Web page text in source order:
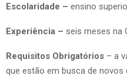
Escolaridade – ensino
Experiência – seis meses na
Requisitos Obrigatórios – a
que estão em busca de